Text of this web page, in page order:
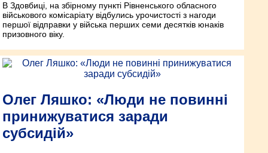
В Здовбиці, на збірному пункті Рівненського обласного
військового комісаріату відбулись урочистості з нагоди
першої відправки у війська перших семи десятків юнаків
призовного віку.
Олег Ляшко: «Люди не повинні
принижуватися заради
субсидій»